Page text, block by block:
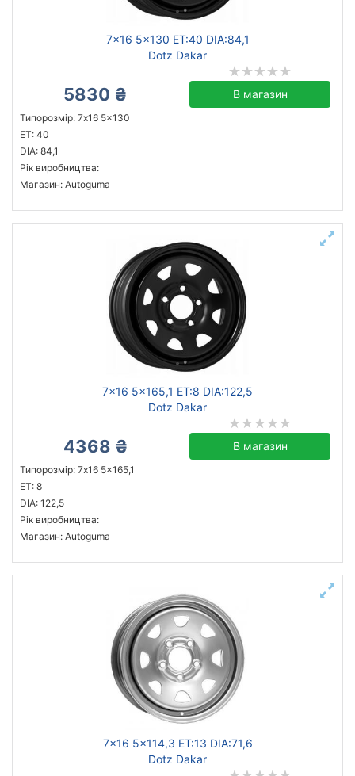
7x16 5x130 ET:40 DIA:84,1
Dotz Dakar
5830 ₴ В магазин
Типорозмір: 7x16 5x130
ET: 40
DIA: 84,1
Рік виробництва:
Магазин: Autoguma
7x16 5x165,1 ET:8 DIA:122,5
Dotz Dakar
4368 ₴ В магазин
Типорозмір: 7x16 5x165,1
ET: 8
DIA: 122,5
Рік виробництва:
Магазин: Autoguma
7x16 5x114,3 ET:13 DIA:71,6
Dotz Dakar